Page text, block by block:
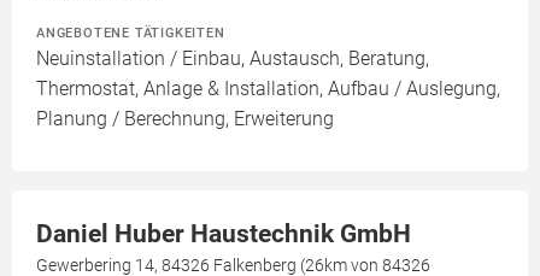
ANGEBOTENE TÄTIGKEITEN
Neuinstallation / Einbau, Austausch, Beratung,
Thermostat, Anlage & Installation, Aufbau / Auslegung,
Planung / Berechnung, Erweiterung
Daniel Huber Haustechnik GmbH
Gewerbering 14, 84326 Falkenberg (26km von 84326